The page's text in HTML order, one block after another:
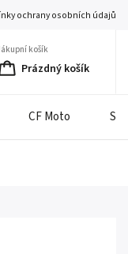
ochrany osobních údajů
košík
Prázdný košík
CF Moto